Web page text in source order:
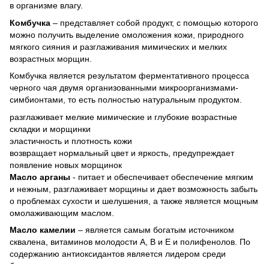
в организме влагу.
Комбучка – представляет собой продукт, с помощью которого
можно получить выделение омоложения кожи, природного
мягкого сияния и разглаживания мимических и мелких
возрастных морщин.
Комбучка является результатом ферментативного процесса
черного чая двумя организованными микроорганизмами-
симбионтами, то есть полностью натуральным продуктом.
разглаживает мелкие мимические и глубокие возрастные
складки и морщинки
эластичность и плотность кожи
возвращает нормальный цвет и яркость, предупреждает
появление новых морщинок
Масло арганы - питает и обеспечивает обеспечение мягким
и нежным, разглаживает морщины и дает возможность забыть
о проблемах сухости и шелушения, а также является мощным
омолаживающим маслом.
Масло камелии – является самым богатым источником
сквалена, витаминов молодости А, В и Е и полифенолов. По
содержанию антиоксидантов является лидером среди